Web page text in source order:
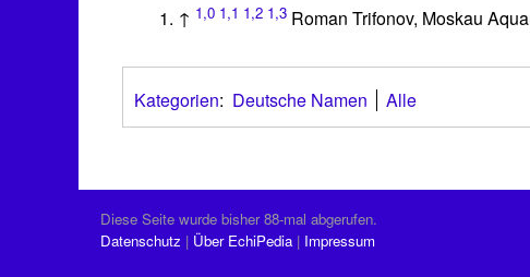
↑ 1,0 1,1 1,2 1,3 Roman Trifonov, Moskau
Kategorien: Deutsche Namen Alle
Diese Seite wurde bisher 88-mal abgerufen.
Datenschutz
Über EchiPedia Impressum